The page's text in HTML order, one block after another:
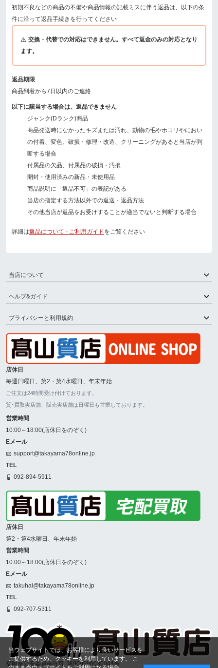
初期不良などの商品の不備や商品情報の記載ミスに伴う返品は、以下の条
件に沿って返品手続きを行ってください
交換・代替での対応はできません。すべて返金のみの対応となり
ます。
返品期限
商品到着から7日以内のご連絡
以下に該当する場合は、返品できません
ジャンク(Dランク)商品
商品発送時になかったキズまたは汚れ、動物の毛やホコリやにおい
の付着、変色、破損・修理・改造、クリーニングがあると当店が判
断する場合
付属品の欠品、付属品の破損・汚損
開封・使用済みの新品・未使用品
商品説明に「返品不可」の表記がある
当店の指定する方法以外での返送・返品方法
その他当店が返品をお受けすることが適当でないと判断する場合
詳細は返品について - ご利用ガイドをご覧ください
当店について
ヘルプ&ガイド
プライバシーと利用規約
店休日
毎週日曜日、第2・第4水曜日、年末年始
ご注文は24時間受け付けております。
質･買取実店舗、販売実店舗は日曜日も営業しております。
営業時間
10:00～18:00(店休日をのぞく)
Eメール
support@takayama78online.jp
TEL
092-894-5911
店休日
第2・第4水曜日、年末年始
営業時間
10:00～18:00(店休日をのぞく)
Eメール
takuhai@takayama78online.jp
TEL
092-707-5311
福岡県公安委員会許可 第909990030044号
当ウェブサイトでは、お客様により良いサービスを
ご提供するため、クッキーを利用しています。 こ